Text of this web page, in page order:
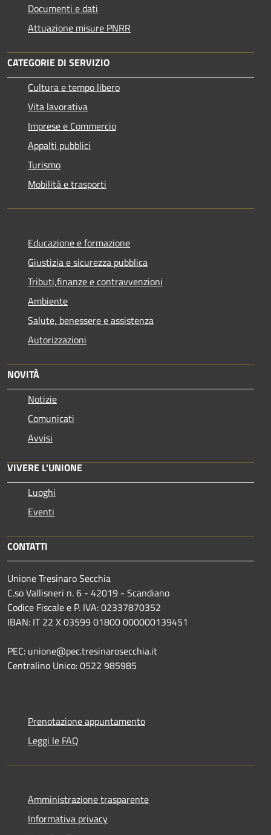
Documenti e dati
Attuazione misure PNRR
CATEGORIE DI SERVIZIO
Cultura e tempo libero
Vita lavorativa
Imprese e Commercio
Appalti pubblici
Turismo
Mobilità e trasporti
Educazione e formazione
Giustizia e sicurezza pubblica
Tributi,finanze e contravvenzioni
Ambiente
Salute, benessere e assistenza
Autorizzazioni
NOVITÀ
Notizie
Comunicati
Avvisi
VIVERE L'UNIONE
Luoghi
Eventi
CONTATTI
Unione Tresinaro Secchia
C.so Vallisneri n. 6 - 42019 - Scandiano
Codice Fiscale e P. IVA: 02337870352
IBAN: IT 22 X 03599 01800 000000139451
PEC: unione@pec.tresinarosecchia.it
Centralino Unico: 0522 985985
Prenotazione appuntamento
Leggi le FAQ
Amministrazione trasparente
Informativa privacy